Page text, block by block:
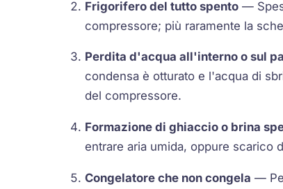
Frigorifero del tutto spento —
compressore; più raramente la
Perdita d'acqua all'interno o sul
condensa è otturato e l'acqua di
del compressore.
Formazione di ghiaccio o brina
entrare aria umida, oppure scarico
Congelatore che non congela —